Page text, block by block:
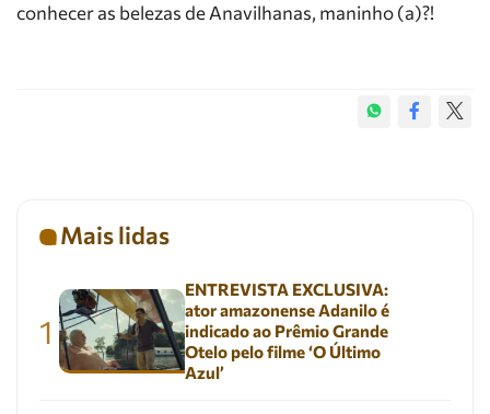
conhecer as belezas de Anavilhanas, maninho (a)?!
Mais lidas
1
ENTREVISTA EXCLUSIVA:
ator amazonense Adanilo é
indicado ao Prêmio Grande
Otelo pelo filme ‘O Último
Azul’